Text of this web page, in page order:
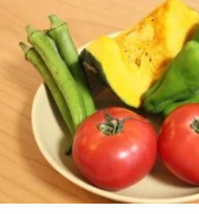
よかったらシェアし
関連記事